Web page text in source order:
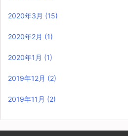
2020年3月 (15)
2020年2月 (1)
2020年1月 (1)
2019年12月 (2)
2019年11月 (2)